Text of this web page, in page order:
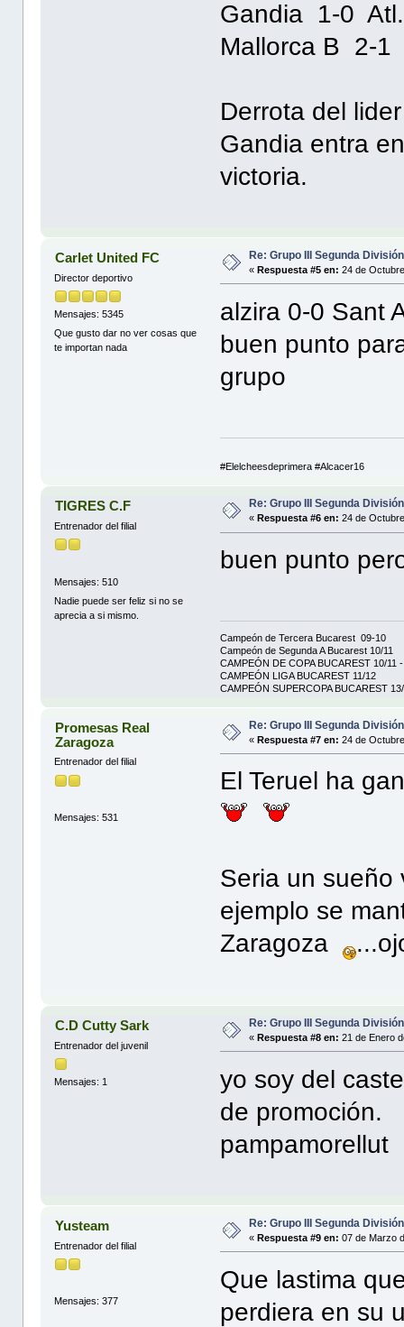
Gandia 1-0
Mallorca B 2-1
Derrota del
Gandia entra
victoria.
Carlet United FC
Director deportivo
Mensajes: 5345
Que gusto dar no ver cosas que
te importan nada
Re: Grupo III Segunda
«Respuesta #5 en: 24 de
alzira 0-0 Sant
buen punto
grupo
#Elelcheesdeprimera #Alcacer16
TIGRES C.F
Entrenador del filial
Mensajes: 510
Nadie puede ser feliz si no se
aprecia a si mismo.
Re: Grupo III Segunda
«Respuesta #6 en: 24 de
buen punto
Campeón de Tercera Bucarest 09-10
Campeón de Segunda A Bucarest 10/11
CAMPEÓN DE COPA BUCAREST 10/11
CAMPEÓN LIGA BUCAREST 11/12
CAMPEÓN SUPERCOPA BUCAREST
Promesas Real
Zaragoza
Entrenador del filial
Mensajes: 531
Re: Grupo III Segunda
«Respuesta #7 en: 24 de
El Teruel ha
Seria un sueño
ejemplo se
Zaragoza
C.D Cutty Sark
Entrenador del juvenil
Mensajes: 1
Re: Grupo III Segunda
«Respuesta #8 en: 21 de Enero
yo soy del
de promoción.
pampamorellut
Yusteam
Entrenador del filial
Mensajes: 377
Re: Grupo III Segunda
«Respuesta #9 en: 07 de Marzo
Que lastima
perdiera en su